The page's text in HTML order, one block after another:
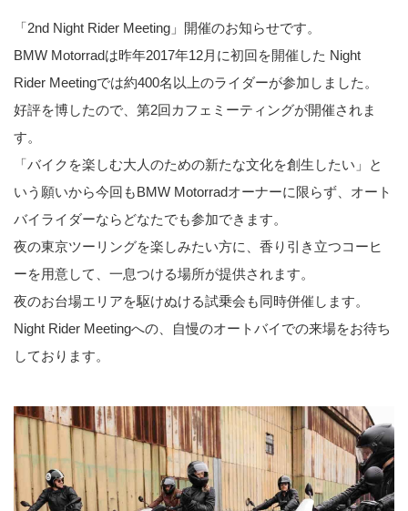
「2nd Night Rider Meeting」開催のお知らせです。
BMW Motorradは昨年2017年12月に初回を開催した Night
Rider Meetingでは約400名以上のライダーが参加しました。
好評を博したので、第2回カフェミーティングが開催されま
す。
「バイクを楽しむ大人のための新たな文化を創生したい」と
いう願いから今回もBMW Motorradオーナーに限らず、オート
バイライダーならどなたでも参加できます。
夜の東京ツーリングを楽しみたい方に、香り引き立つコーヒ
ーを用意して、一息つける場所が提供されます。
夜のお台場エリアを駆けぬける試乗会も同時併催します。
Night Rider Meetingへの、自慢のオートバイでの来場をお待ち
しております。